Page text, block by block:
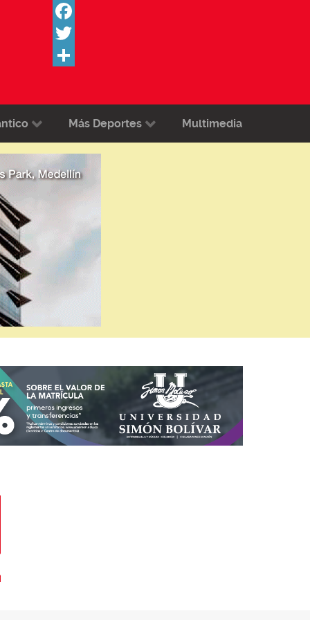
Facebook
Twitter
Más Deportes Multimedia